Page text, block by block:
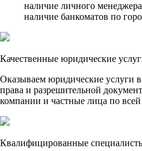
наличие личного
наличие банкоматов по
Качественные юридические
Оказываем юридические услуги
права и разрешительной
компании и частные лица по
Квалифицированные